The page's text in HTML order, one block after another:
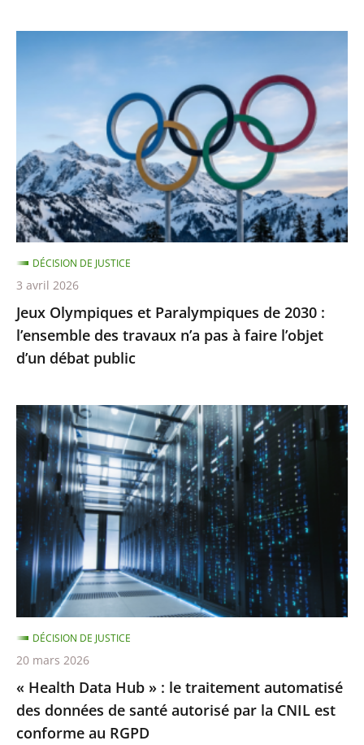
fin
œ...
Olympiques
Paralympiques
2030
:
l’ensemble
des
travaux
n’a
pas
à
faire
l’objet
débat
public
Jeux Olympiques et Paralympiques de 2030 :
l’ensemble des travaux n’a pas à faire l’objet
d’un débat public
DÉCISION DE JUSTICE
3 avril 2026
«
Health
Data
Hub
»
:
le
traitement
automatisé
des
données
de
santé
autorisé
par
« Health Data Hub » : le traitement automatisé
des données de santé autorisé par la CNIL est
conforme au RGPD
DÉCISION DE JUSTICE
20 mars 2026